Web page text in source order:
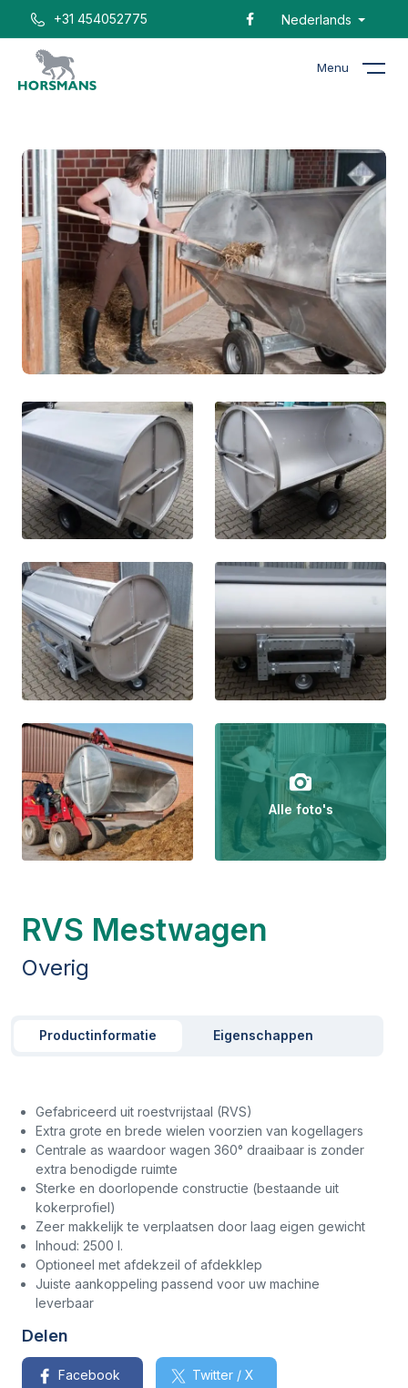
+31 454052775 Nederlands
Menu
Home Catalogus
Alle foto's
RVS Mestwagen
Overig
Productinformatie Eigenschappen
Gefabriceerd uit roestvrijstaal (RVS)
Extra grote en brede wielen voorzien van kogellagers
Centrale as waardoor wagen 360° draaibaar is zonder
extra benodigde ruimte
Sterke en doorlopende constructie (bestaande uit
kokerprofiel)
Zeer makkelijk te verplaatsen door laag eigen gewicht
Inhoud: 2500 l.
Optioneel met afdekzeil of afdekklep
Juiste aankoppeling passend voor uw machine
leverbaar
Delen
Facebook Twitter / X